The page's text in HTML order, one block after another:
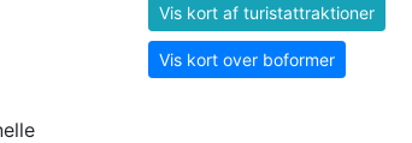
Vis kort af turistattraktioner
Vis kort over boformer